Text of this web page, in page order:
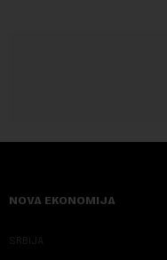
NOVA EKONOMIJA
SRBIJA